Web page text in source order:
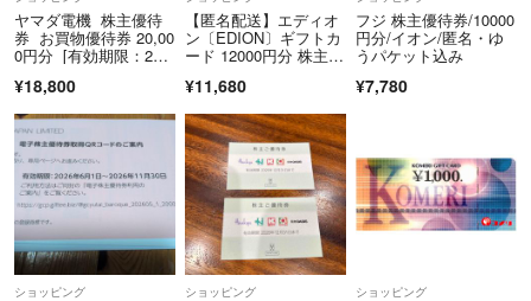
ヤマダ電機 株主優待
券 お買物優待券 20,00
0円分 [有効期限：202
¥18,800
【匿名配送】エディオ
ン〔EDION〕ギフトカ
ード 12000円分 株主優
券 買物券 即決 最新 新
着 ｂ09
¥11,680
フジ 株主優待券/10000
円分/イオン/匿名・ゆ
うパケット込み
¥7,780
ショッピング ショッピング ショッピング